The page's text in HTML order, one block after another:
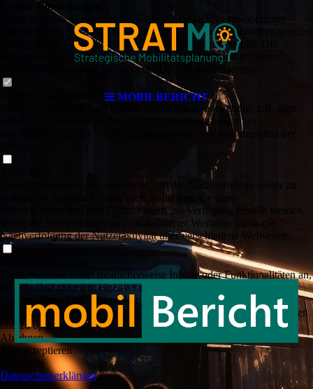
MOBILBERICHT
Cookie-Einstellungen
Diese Webseite verwendet Cookies, um Besuchern ein optimales
Nutzererlebnis zu bieten. Bestimmte Inhalte von Drittanbietern werden
nur angezeigt, wenn die entsprechende Option aktiviert ist. Die
Datenverarbeitung kann dann auch in einem Drittland erfolgen.
Weitere Informationen hierzu in der Datenschutzerklärung.
Diese Cookies sind zum Betrieb der Webseite notwendig, z.B. zum
Schutz vor Hackerangriffen und zur Gewährleistung eines
konsistenten und der Nachfrage angepassten Erscheinungsbilds der
Diese Cookies werden verwendet, um das Nutzererlebnis weiter zu
optimieren. Hierunter fallen auch Statistiken, die dem
Webseitenbetreiber von Drittanbietern zur Verfügung gestellt werden,
sowie die Ausspielung von personalisierter Werbung durch die
Nachverfolgung der Nutzeraktivität über verschiedene Webseiten.
Diese Webseite bietet möglicherweise Inhalte oder Funktionalitäten an,
die von Drittanbietern eigenverantwortlich zur Verfügung gestellt
werden. Diese Drittanbieter können eigene Cookies setzen, z.B. um
die Nutzeraktivität zu verfolgen oder ihre Angebote zu personalisieren
und zu optimieren.
Ablehnen
Alle akzeptieren
Speichern
Datenschutzerklärung